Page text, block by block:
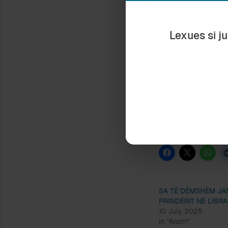
(Ky autobus
(c) 2023 Hajro
SA TË DËMSHËM
PRINDËRIT NË
10 July 2025
In "Arsim"
Lexues si